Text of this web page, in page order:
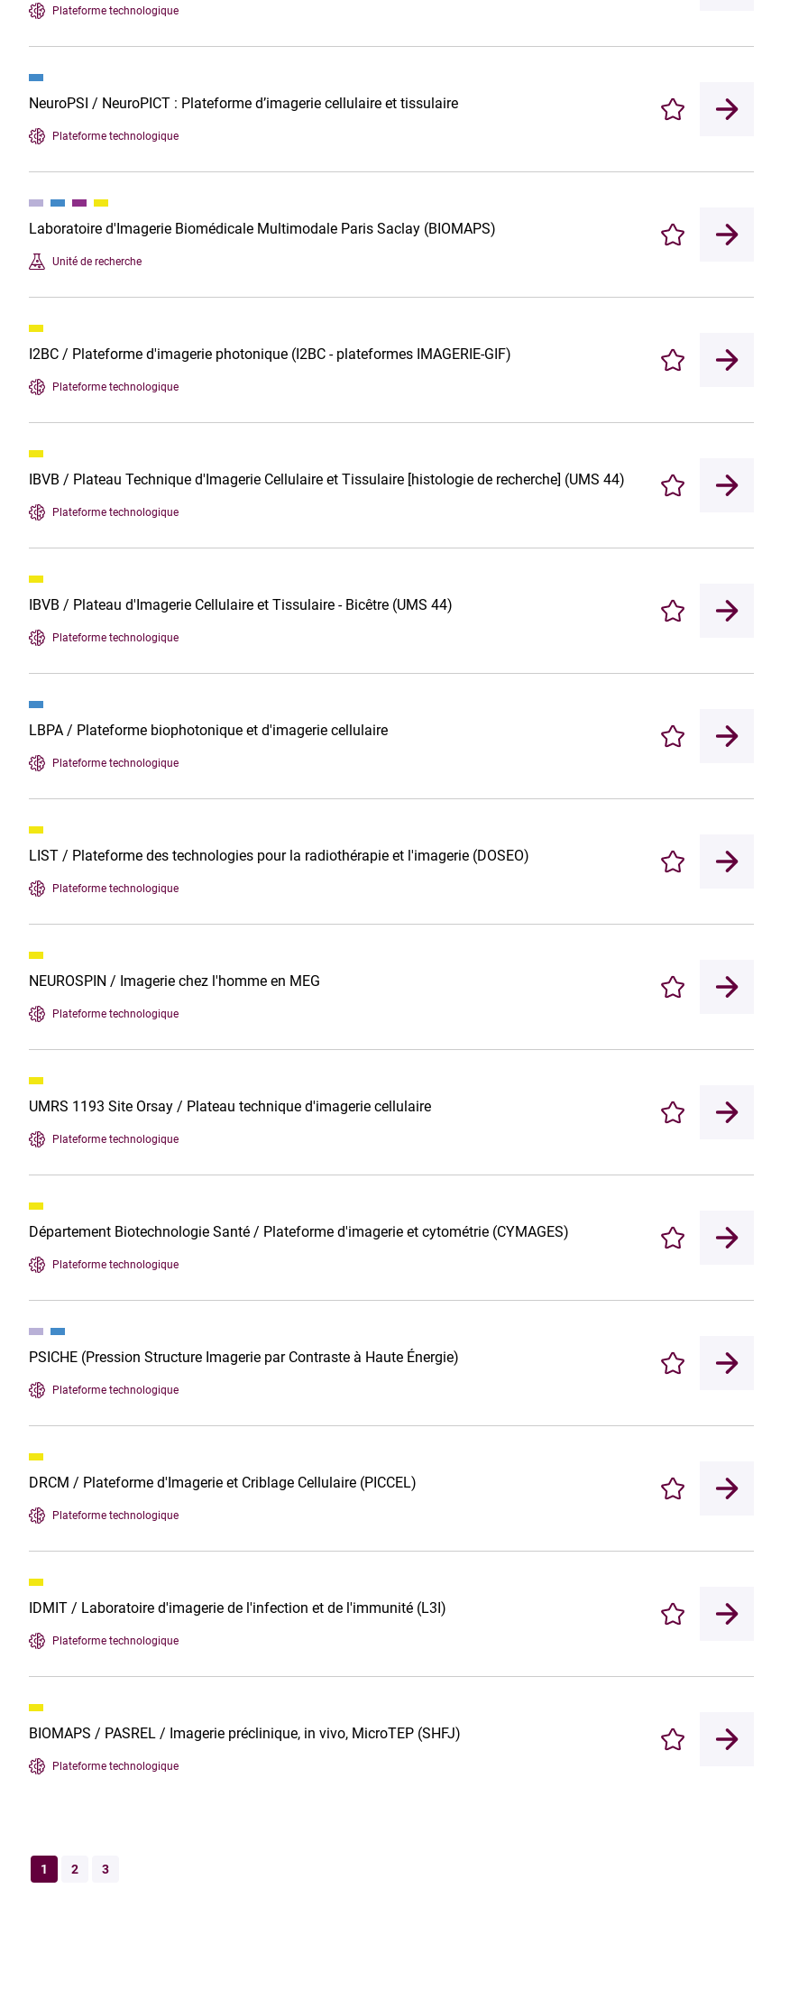
Plateforme technologique
NeuroPSI / NeuroPICT : Plateforme d’imagerie cellulaire et tissulaire
Plateforme technologique
Enregistrer
Laboratoire d'Imagerie Biomédicale Multimodale Paris Saclay (BIOMAPS)
Unité de recherche
Enregistrer
I2BC / Plateforme d'imagerie photonique (I2BC - plateformes IMAGERIE-GIF)
Plateforme technologique
Enregistrer
IBVB / Plateau Technique d'Imagerie Cellulaire et Tissulaire [histologie de recherche] (UMS 44)
Plateforme technologique
Enregistrer
IBVB / Plateau d'Imagerie Cellulaire et Tissulaire - Bicêtre (UMS 44)
Plateforme technologique
Enregistrer
LBPA / Plateforme biophotonique et d'imagerie cellulaire
Plateforme technologique
Enregistrer
LIST / Plateforme des technologies pour la radiothérapie et l'imagerie (DOSEO)
Plateforme technologique
Enregistrer
NEUROSPIN / Imagerie chez l'homme en MEG
Plateforme technologique
Enregistrer
UMRS 1193 Site Orsay / Plateau technique d'imagerie cellulaire
Plateforme technologique
Enregistrer
Département Biotechnologie Santé / Plateforme d'imagerie et cytométrie (CYMAGES)
Plateforme technologique
Enregistrer
PSICHE (Pression Structure Imagerie par Contraste à Haute Énergie)
Plateforme technologique
Enregistrer
DRCM / Plateforme d'Imagerie et Criblage Cellulaire (PICCEL)
Plateforme technologique
Enregistrer
IDMIT / Laboratoire d'imagerie de l'infection et de l'immunité (L3I)
Plateforme technologique
Enregistrer
BIOMAPS / PASREL / Imagerie préclinique, in vivo, MicroTEP (SHFJ)
Plateforme technologique
Enregistrer
1 2 3